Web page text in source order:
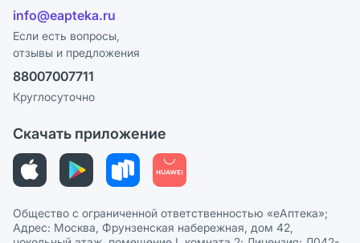
Блог
Лицензия
Реклама на сайте
Ваши товары на ЕАПТЕКЕ
Программа СберСпасибо
Политика конфиденциальности
Пользовательское соглашение
Политика рекомендаций
Этика и соответствие
Политика в отношении обработки персональных данных
info@eapteka.ru
Если есть вопросы,
отзывы и предложения
88007007711
Круглосуточно
Скачать приложение
Общество с ограниченной ответственностью «еАптека»;
Адрес: Москва, Фрунзенская набережная, дом 42,